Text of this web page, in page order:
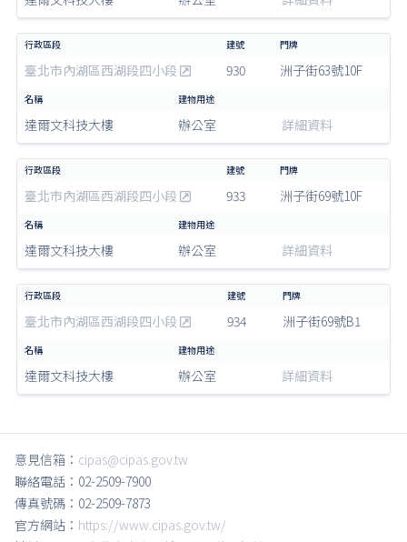
臺北市內湖區西湖段四小段 930 洲子街63號10F
達爾文科技大樓 辦公室 詳細資料
臺北市內湖區西湖段四小段 933 洲子街69號10F
達爾文科技大樓 辦公室 詳細資料
臺北市內湖區西湖段四小段 934 洲子街69號B1
達爾文科技大樓 辦公室 詳細資料
意見信箱： cipas@cipas.gov.tw
聯絡電話：02-2509-7900
傳真號碼：02-2509-7873
官方網站： https://www.cipas.gov.tw/